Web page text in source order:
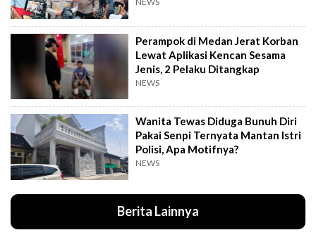
Perampok di Medan Jerat Korban
Lewat Aplikasi Kencan Sesama
Jenis, 2 Pelaku Ditangkap
NEWS
Wanita Tewas Diduga Bunuh Diri
Pakai Senpi Ternyata Mantan Istri
Polisi, Apa Motifnya?
NEWS
Berita Lainnya